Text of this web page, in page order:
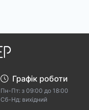
Графік роботи
Пн-Пт: з 09:00 дo 18:00
Cб-Hд: виxідний